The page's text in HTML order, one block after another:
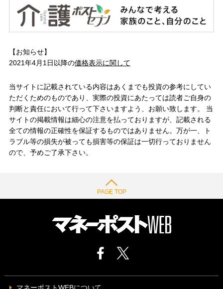
【お知らせ】
2021年4月1日以降の価格表示に関して
当サイトに記載されている内容はあくまでも投資の参考にしてい
ただくためのものであり、実際の投資にあたっては読者ご自身の
判断と責任において行って下さいますよう、お願い致します。 当
サイトの掲載情報は細心の注意を払っておりますが、記載される
全ての情報の正確性を保証するものではありません。万が一、ト
ラブル等の損失が被っても損害等の保証は一切行っておりません
ので、予めご了承下さい。
PAGE TOP